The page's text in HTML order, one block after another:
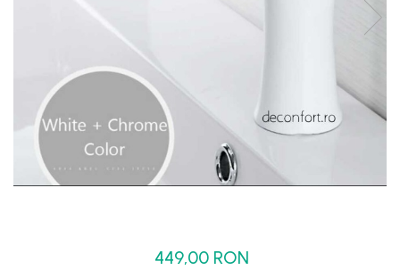
Suport prindere para dus
Baterie salon
Baterii bideu
Baterii cada-Coloana dus
Baterii cada / dus
Coloana / panou dus
449,00 RON